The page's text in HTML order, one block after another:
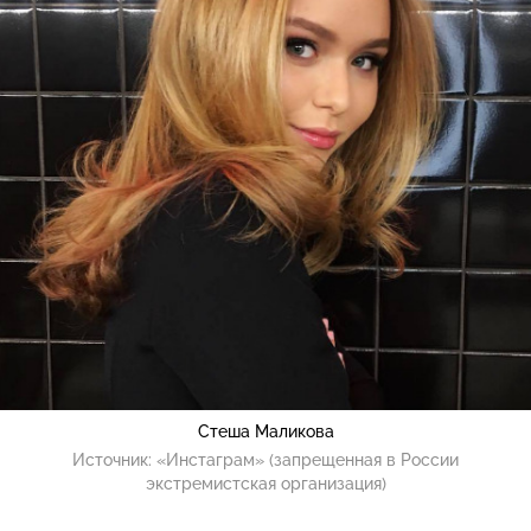
Стеша Маликова
Источник: «Инстаграм» (запрещенная в России
экстремистская организация)